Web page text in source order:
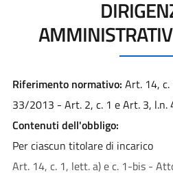
Riferimento normativo: Art. 14,
33/2013 - Art. 2, c. 1 e Art. 3,
Contenuti dell'obbligo:
Per ciascun titolare di incarico
Art. 14, c. 1, lett. a) e c. 1-bis -